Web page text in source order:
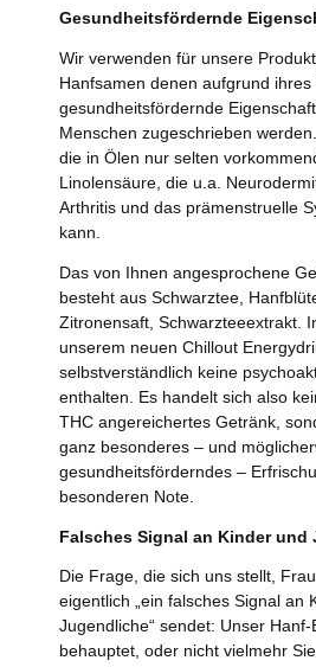
Gesundheitsfördernde
Wir verwenden für unsere
Hanfsamen denen aufgrund
gesundheitsfördernde
Menschen zugeschrieben
die in Ölen nur selten
Linolensäure, die u.a.
Arthritis und das prämenstruelle
kann.
Das von Ihnen angesprochene
besteht aus Schwarztee,
Zitronensaft, Schwarzteeextrakt.
unserem neuen Chillout
selbstverständlich keine
enthalten. Es handelt sich also
THC angereichertes Getränk,
ganz besonderes – und
gesundheitsförderndes –
besonderen Note.
Falsches Signal an Kinder und
Die Frage, die sich uns stellt,
eigentlich „ein falsches Signal an
Jugendliche“ sendet: Unser
behauptet, oder nicht vielmehr